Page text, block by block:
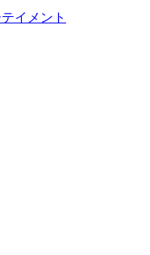
イメント